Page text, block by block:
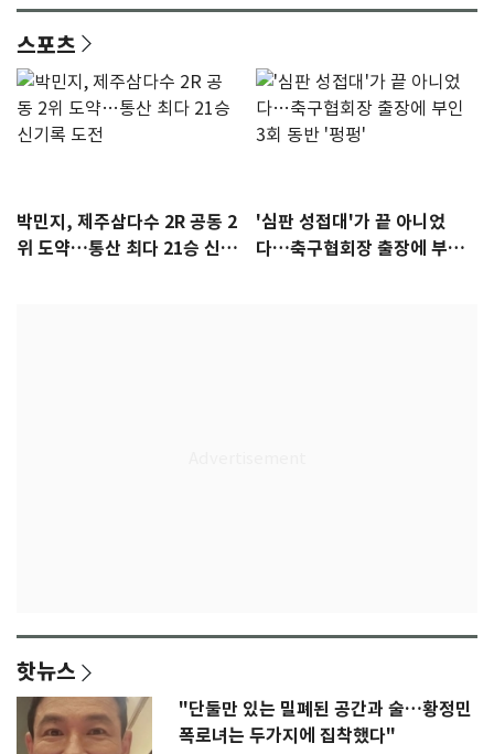
스포츠
박민지, 제주삼다수 2R 공동 2
위 도약…통산 최다 21승 신기
'심판 성접대'가 끝 아니었
다…축구협회장 출장에 부인
핫뉴스
"단둘만 있는 밀폐된 공간과 술…황정민
폭로녀는 두가지에 집착했다"